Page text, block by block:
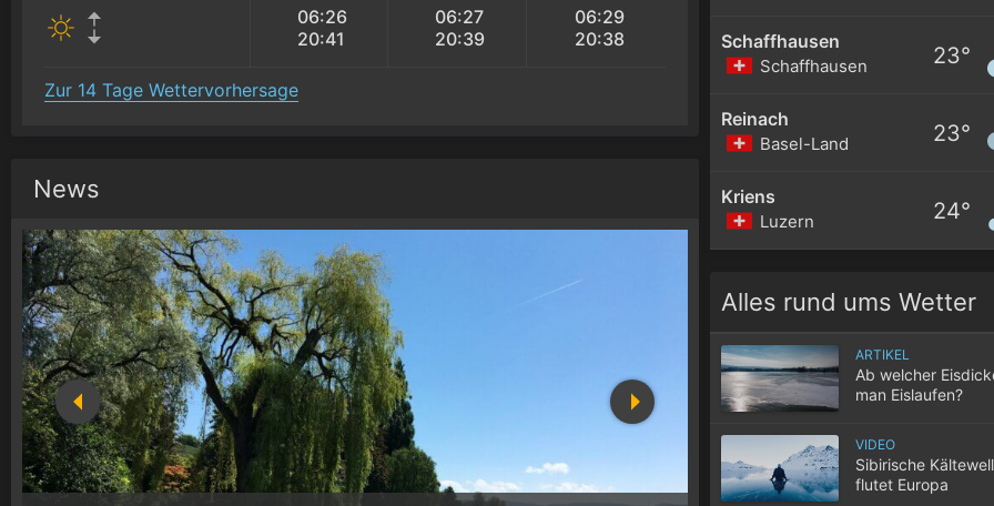
06:26
20:41
06:27
20:39
06:29
20:38
Zur 14 Tage Wettervorhersage
News
Schaffhausen
Schaffhausen 23°
Reinach
Basel-Land 23°
Kriens
Luzern 24°
Alles rund ums Wetter
ARTIKEL
Ab welcher
man Eislaufen?
VIDEO
Sibirische
flutet Europa